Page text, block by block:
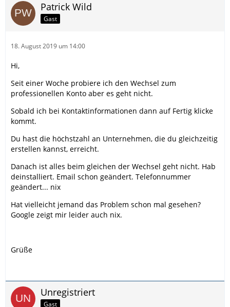
Patrick Wild
Gast
18. August 2019 um 14:00
Hi,
Seit einer Woche probiere ich den Wechsel zum
professionellen Konto aber es geht nicht.
Sobald ich bei Kontaktinformationen dann auf Fertig klicke
kommt.
Du hast die höchstzahl an Unternehmen, die du gleichzeitig
erstellen kannst, erreicht.
Danach ist alles beim gleichen der Wechsel geht nicht. Hab
deinstalliert. Email schon geändert. Telefonnummer
geändert... nix
Hat vielleicht jemand das Problem schon mal gesehen?
Google zeigt mir leider auch nix.
Grüße
Unregistriert
Gast